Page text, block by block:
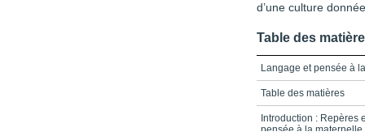
d’une culture
Table des
Langage et pensée à
Table des matières
Introduction : Repères
pensée à la maternelle